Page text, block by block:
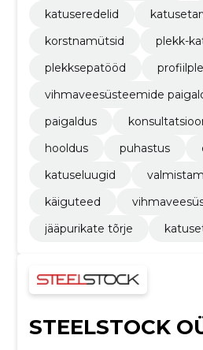
katuseredelid
korstnamütsid
plekk-
plekksepatööd
vihmaveesüsteemide
paigaldus
hooldus
puhastus
katuseluugid
käiguteed
jääpurikate tõrje
STEELSTOCK